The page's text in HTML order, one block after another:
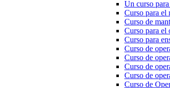
Un curso
Curso para el
Curso de
Curso para el
Curso para
Curso de
Curso de
Curso de
Curso de
Curso de